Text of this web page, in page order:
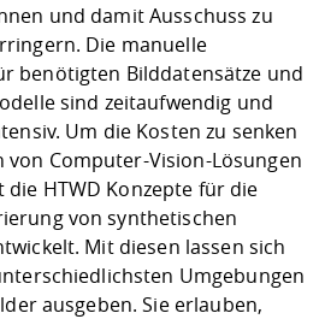
und damit Ausschuss zu
Die manuelle
benötigten Bilddatensätze und
sind zeitaufwendig und
Um die Kosten zu senken
Computer-Vision-Lösungen
HTWD Konzepte für die
von synthetischen
Mit diesen lassen sich
Umgebungen
ausgeben. Sie erlauben,